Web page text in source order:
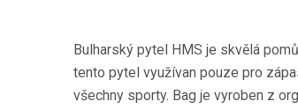
Bulharský pytel HMS je skvělá
tento pytel využívan pouze pro
všechny sporty. Bag je vyroben z